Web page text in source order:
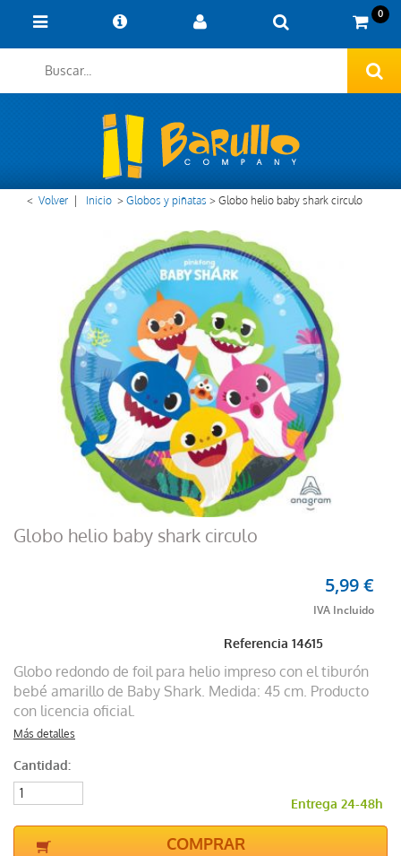
0
< Volver Inicio >Globos y piñatas >Globo helio baby shark circulo
Globo helio baby shark circulo
Referencia14615
5,99 €
Globo redondo de foil para helio impreso con el tiburón
bebé amarillo de Baby Shark. Medida: 45 cm. Producto
con licencia oficial.
Más detalles
Cantidad:
Entrega 24-48h
COMPRAR